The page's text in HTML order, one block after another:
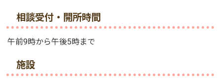
相談受付・開所時間
午前9時から午後5時まで
施設